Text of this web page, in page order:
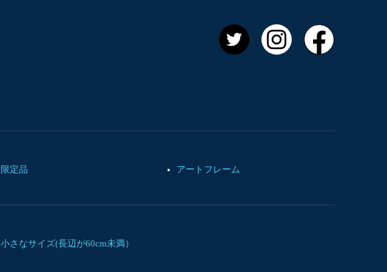
Twitter Instagram
限定品
アートフレーム
小さなサイズ(長辺が60cm未満）